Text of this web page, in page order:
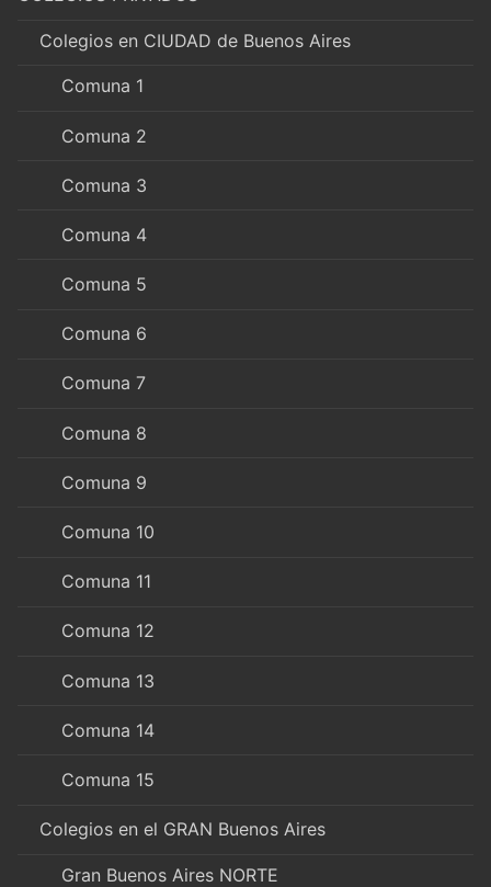
Colegios en CIUDAD de Buenos Aires
Comuna 1
Comuna 2
Comuna 3
Comuna 4
Comuna 5
Comuna 6
Comuna 7
Comuna 8
Comuna 9
Comuna 10
Comuna 11
Comuna 12
Comuna 13
Comuna 14
Comuna 15
Colegios en el GRAN Buenos Aires
Gran Buenos Aires NORTE